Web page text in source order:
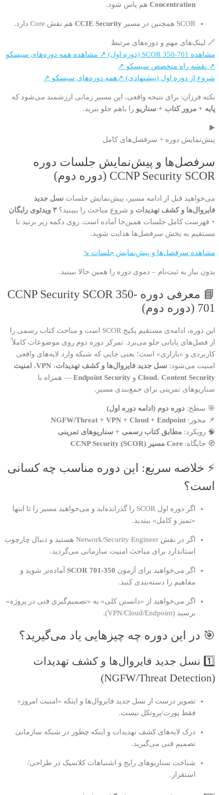
Concentration هم پاس شود.
SCOR همچنین در مسیر CCIE Security هم نقش Core دارد.
🔗 لینک‌های مهم و دوره‌های مرتبط
مشاهده SCOR 350-701 (دوره اول) ↗
مشاهده همه دوره‌های سیسکو
↗ نقشه راه متخصص سیسکو ↗
شروع از دوره اول (پیشنهادی) ↗همه دوره‌های سیسکو ↗
نکته فرزان: برای نتیجه واقعی، این مسیر زمانی ارزشمند می‌شود که
پایه + مرور کتاب + سناریو را باهم جلو ببرید.
▶️
پیش‌نمایش دوره + سرفصل‌های کامل
سرفصل‌ها و پیش‌نمایش جلسات دوره
CCNP Security SCOR (دوره دوم)
می‌خواهید قبل از ادامه مسیر، پیش‌نمایش جلسات نسل جدید
فایروال‌ها و کشف تهدیدات و شروع مباحث را ببینید؟۳ ویدئوی رایگان
+ فهرست کامل جلسات همین‌جا آماده است. روی دکمه زیر بزنید تا
مستقیم به بخش سرفصل‌ها هدایت شوید.
مشاهده سرفصل‌ها و پیش‌نمایش جلسات ↘
بدون نیاز به ثبت‌نام – دموی دوره را همین حالا ببینید.
📘 معرفی دوره CCNP Security SCOR 350-
701 (دوره دوم)
این دوره، ادامه‌ی مستقیم پکیج SCOR است و مباحث کتاب رسمی را
از فصل‌های پایانی جلو می‌برد. تمرکز دوره دوم روی موضوعات کاملاً
کاربردی و «بازاری» است؛ یعنی جایی که شبکه وارد لایه‌های واقعی
امنیت می‌شود: نسل جدید فایروال‌ها و کشف تهدیدات، VPN، امنیت
Cloud، Content Security و Endpoint Security — همراه با
سناریوهای تمرینی برای جمع‌بندی مسیر.
🎯 سطح: دوره دوم (ادامه دوره اول)
📌 محور: NGFW/Threat + VPN + Cloud + Endpoint
🧠 رویکرد: مطابق کتاب رسمی + سناریوهای تمرینی
🧭 جایگاه: Core مسیر CCNP Security (SCOR)
⚡ خلاصه سریع: این دوره مناسب چه کسانی
است؟
اگر دوره اول SCOR را گذرانده‌اید و می‌خواهید مسیر را تا انتها
«تمیز و کامل» ببندید.
اگر در نقش Network/Security Engineer هستید و دنبال چارچوب
استاندارد برای مباحث امنیت سازمانی می‌گردید.
اگر می‌خواهید برای آزمون 350-701 SCOR
آماده‌تر شوید و
مفاهیم را دسته‌بندی کنید.
اگر می‌خواهید از «دانستن کلی» به «تصمیم‌گیری فنی در پروژه»
برسید (VPN/Cloud/Endpoint).
🎯 در این دوره چه چیزهایی یاد می‌گیرید؟
1️⃣ نسل جدید فایروال‌ها و کشف تهدیدات
(NGFW/Threat Detection)
تصویر درست از نسل جدید فایروال‌ها و اینکه «امنیت امروز»
فقط پورت/پروتکل نیست.
درک لایه‌های کشف تهدیدات و اینکه چطور در شبکه سازمانی
تصمیم فنی می‌گیرید.
شناخت سناریوهای رایج و اشتباهات کلاسیک در طراحی/
استقرار.